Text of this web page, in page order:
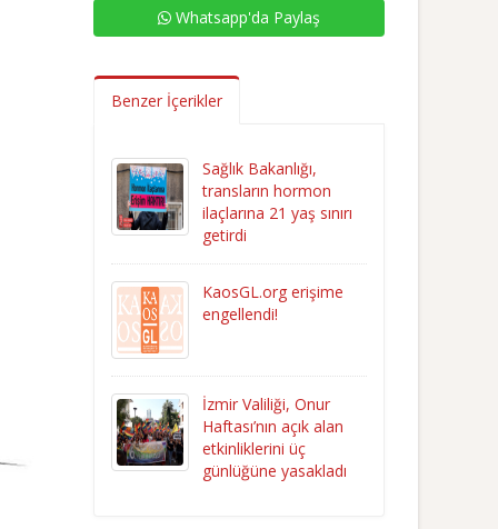
Whatsapp'da Paylaş
Benzer İçerikler
Sağlık Bakanlığı,
transların hormon
ilaçlarına 21 yaş sınırı
getirdi
KaosGL.org erişime
engellendi!
İzmir Valiliği, Onur
Haftası’nın açık alan
etkinliklerini üç
günlüğüne yasakladı